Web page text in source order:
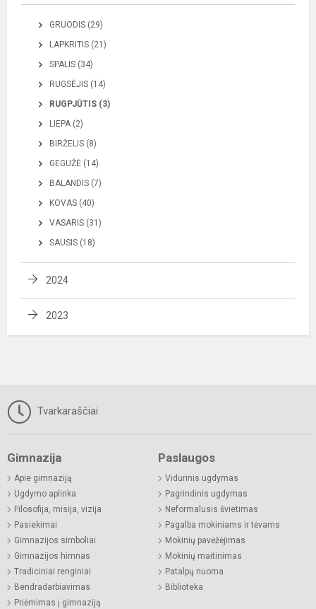
GRUODIS (29)
LAPKRITIS (21)
SPALIS (34)
RUGSĖJIS (14)
RUGPJŪTIS (3)
LIEPA (2)
BIRŽELIS (8)
GEGUŽĖ (14)
BALANDIS (7)
KOVAS (40)
VASARIS (31)
SAUSIS (18)
2024
2023
Tvarkaraščiai
Gimnazija
Apie gimnaziją
Ugdymo aplinka
Filosofija, misija, vizija
Pasiekimai
Gimnazijos simboliai
Gimnazijos himnas
Tradiciniai renginiai
Bendradarbiavimas
Priėmimas į gimnaziją
Paslaugos
Vidurinis ugdymas
Pagrindinis ugdymas
Neformalusis švietimas
Pagalba mokiniams ir tėvams
Mokinių pavėžėjimas
Mokinių maitinimas
Patalpų nuoma
Biblioteka